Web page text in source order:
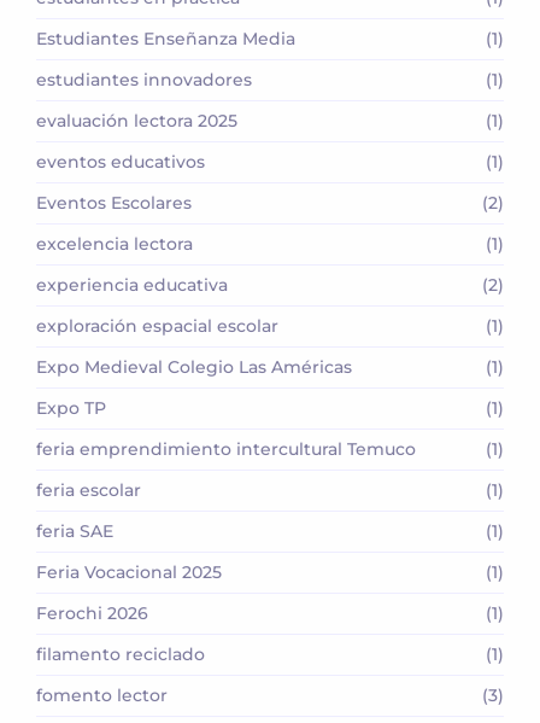
Estudiantes Enseñanza Media
(1)
estudiantes innovadores
(1)
evaluación lectora 2025
(1)
eventos educativos
(1)
Eventos Escolares
(2)
excelencia lectora
(1)
experiencia educativa
(2)
exploración espacial escolar
(1)
Expo Medieval Colegio Las Américas
(1)
Expo TP
(1)
feria emprendimiento intercultural Temuco
(1)
feria escolar
(1)
feria SAE
(1)
Feria Vocacional 2025
(1)
Ferochi 2026
(1)
filamento reciclado
(1)
fomento lector
(3)